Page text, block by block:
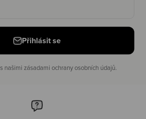
Přihlásit se
našimi zásadami ochrany osobních údajů.